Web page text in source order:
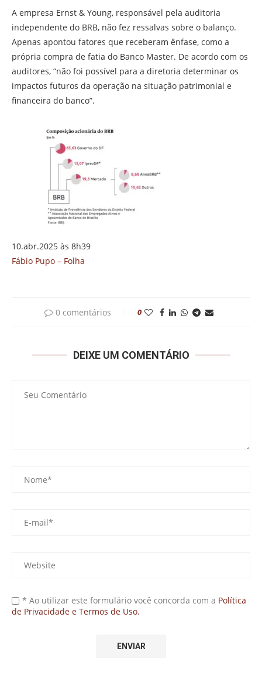
A empresa Ernst & Young, responsável pela auditoria
independente do BRB, não fez ressalvas sobre o balanço.
Apenas apontou fatores que receberam ênfase, como a
própria compra de fatia do Banco Master. De acordo com os
auditores, “não foi possível para a diretoria determinar os
impactos futuros da operação na situação patrimonial e
financeira do banco”.
10.abr.2025 às 8h39
Fábio Pupo – Folha
0 comentários 0
DEIXE UM COMENTÁRIO
* Ao utilizar este formulário você concorda com a Política
de Privacidade e Termos de Uso.